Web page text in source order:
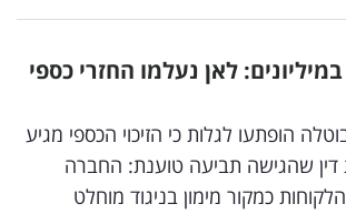
לאן נעלמו החזרי כספי
הופתעו לגלות כי הזיכוי הכספי מגיע
דין שהגישה תביעה טוענת: החברה
כמקור מימון בניגוד מוחלט